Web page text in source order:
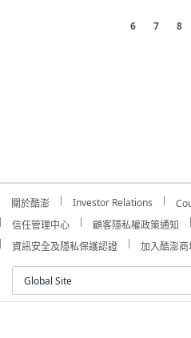
6 7 8
關於酷澎 Investor Relations
信任管理中心
顧客隱私權政策通知
資訊安全及隱私保護認證
加入酷澎商
Global Site